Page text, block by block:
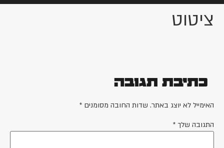
ציטוט
כתיבת תגובה
האימייל לא יוצג באתר. שדות החובה מסומנים *
התגובה שלך *